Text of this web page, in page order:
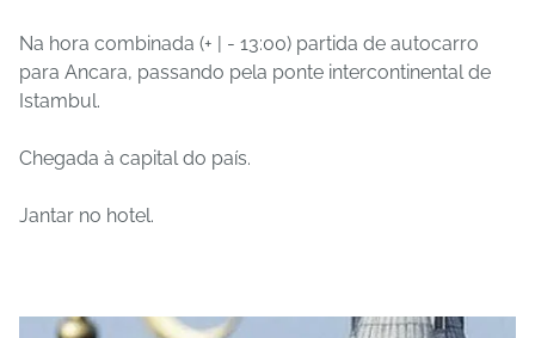
Na hora combinada (+ | - 13:00) partida de autocarro
para Ancara, passando pela ponte intercontinental de
Istambul.
Chegada à capital do país.
Jantar no hotel.